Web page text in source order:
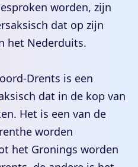
worden, zijn
dat op zijn
het Nederduits.
Drents is een
dat in de kop van
Het is een van de
worden
het Gronings worden